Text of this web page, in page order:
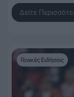
Δείτε
Γενικές Ειδήσεις